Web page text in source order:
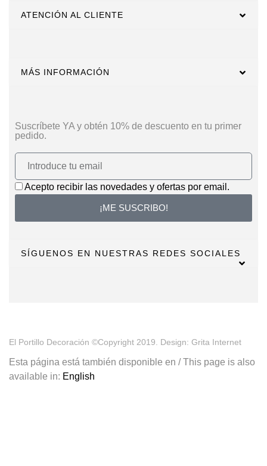
ATENCIÓN AL CLIENTE
MÁS INFORMACIÓN
Suscríbete YA y obtén 10% de descuento en tu primer
pedido.
Acepto recibir las novedades y ofertas por email.
¡ME SUSCRIBO!
SÍGUENOS EN NUESTRAS REDES SOCIALES
El Portillo Decoración ©Copyright 2019. Design: Grita Internet
Esta página está también disponible en / This page is also
available in: English